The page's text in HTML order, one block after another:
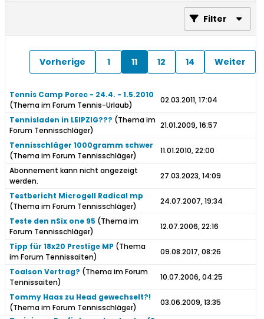
Filter
Vorherige 1 11 12 14 Weiter
Tennis Camp Porec - 24.4. - 1.5.2010
(Thema im Forum Tennis-Urlaub)
02.03.2011, 17:04
Tennisladen in LEIPZIG??? (Thema im
Forum Tennisschläger)
21.01.2009, 16:57
Tennisschläger 1000gramm schwer
(Thema im Forum Tennisschläger)
11.01.2010, 22:00
Abonnement kann nicht angezeigt
werden.
27.03.2023, 14:09
Testbericht Microgell Radical mp
(Thema im Forum Tennisschläger)
24.07.2007, 19:34
Teste den nSix one 95 (Thema im
Forum Tennisschläger)
12.07.2006, 22:16
Tipp für 18x20 Prestige MP (Thema
im Forum Tennissaiten)
09.08.2017, 08:26
Toalson Vertrag? (Thema im Forum
Tennissaiten)
10.07.2006, 04:25
Tommy Haas zu Head gewechselt?!
(Thema im Forum Tennisschläger)
03.06.2009, 13:35